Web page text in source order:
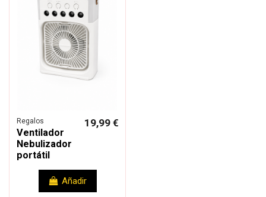
Regalos
Ventilador
Nebulizador
portátil
19,99 €
Añadir